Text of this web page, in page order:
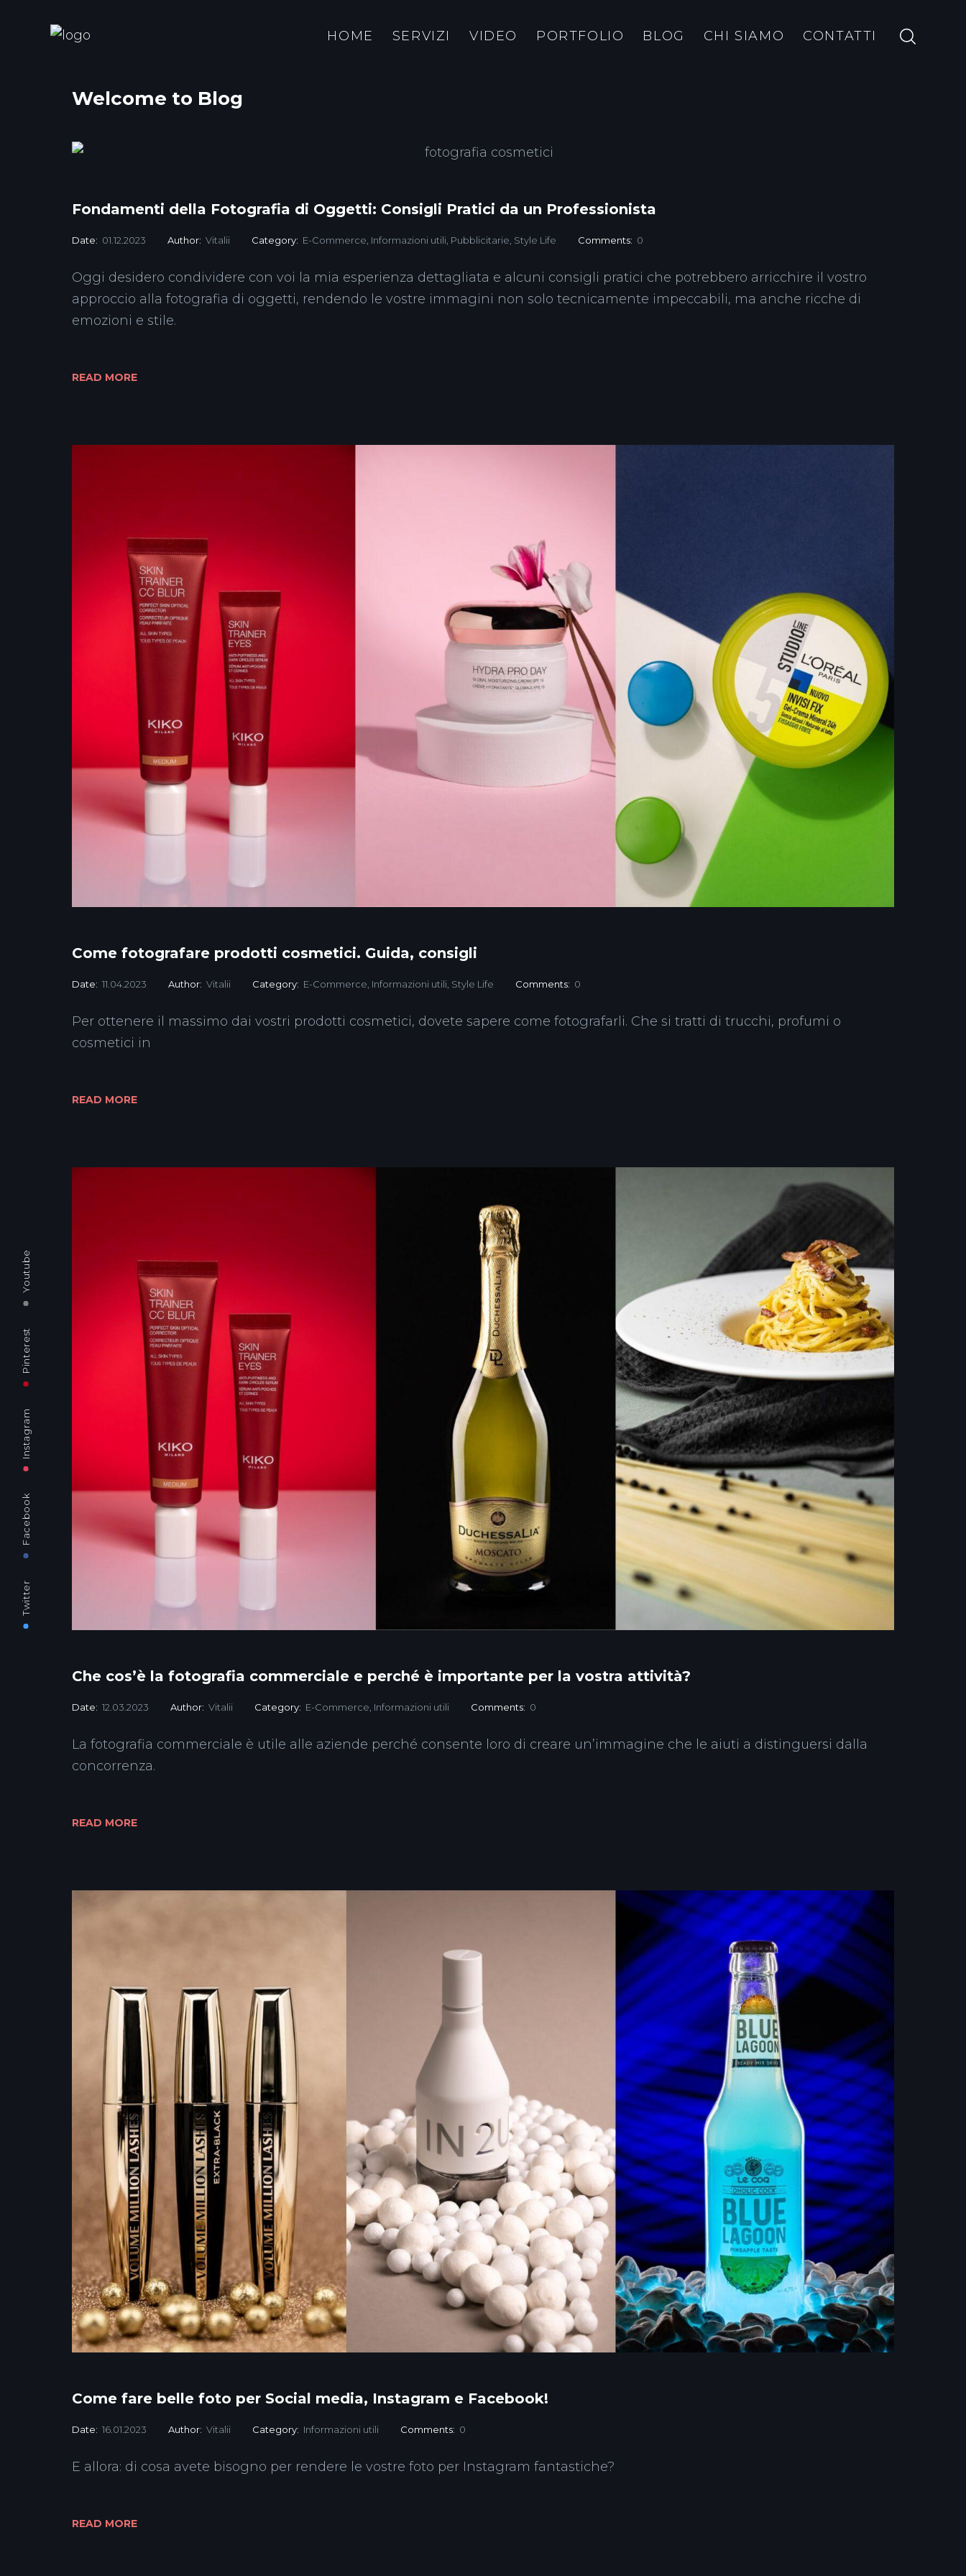
HOME SERVIZI VIDEO PORTFOLIO BLOG CHI SIAMO CONTATTI
Twitter
Facebook
Instagram
Pinterest
Youtube
Welcome to Blog
Fondamenti della Fotografia di Oggetti: Consigli Pratici da un Professionista
Date: 01.12.2023 Author: Vitalii Category: E-Commerce Informazioni utili Pubblicitarie Style Life Comments: 0
Oggi desidero condividere con voi la mia esperienza dettagliata e alcuni consigli pratici che potrebbero arricchire il vostro
approccio alla fotografia di oggetti, rendendo le vostre immagini non solo tecnicamente impeccabili, ma anche ricche di
emozioni e stile.
READ MORE
Come fotografare prodotti cosmetici. Guida, consigli
Date: 11.04.2023 Author: Vitalii Category: E-Commerce, Informazioni utili, Style Life Comments: 0
Per ottenere il massimo dai vostri prodotti cosmetici, dovete sapere come fotografarli. Che si tratti di trucchi, profumi o
cosmetici in
READ MORE
Che cos’è la fotografia commerciale e perché è importante per la vostra attività?
Date: 12.03.2023 Author: Vitalii Category: E-Commerce Informazioni utili Comments: 0
La fotografia commerciale è utile alle aziende perché consente loro di creare un’immagine che le aiuti a distinguersi dalla
concorrenza.
READ MORE
Come fare belle foto per Social media, Instagram e Facebook!
Date: 16.01.2023 Author: Vitalii Category: Informazioni utili Comments: 0
E allora: di cosa avete bisogno per rendere le vostre foto per Instagram fantastiche?
READ MORE